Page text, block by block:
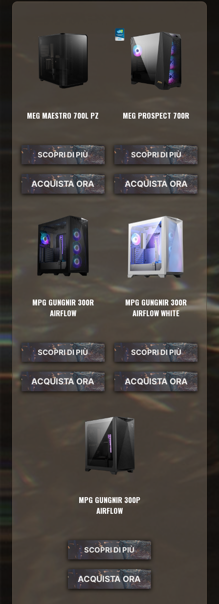
MEG MAESTRO 700L PZ
SCOPRI DI PIÙ
ACQUISTA ORA
MEG PROSPECT 700R
SCOPRI DI PIÙ
ACQUISTA ORA
MPG GUNGNIR 300R
AIRFLOW
SCOPRI DI PIÙ
ACQUISTA ORA
MPG GUNGNIR 300R
AIRFLOW WHITE
SCOPRI DI PIÙ
ACQUISTA ORA
MPG GUNGNIR 300P
AIRFLOW
SCOPRI DI PIÙ
ACQUISTA ORA